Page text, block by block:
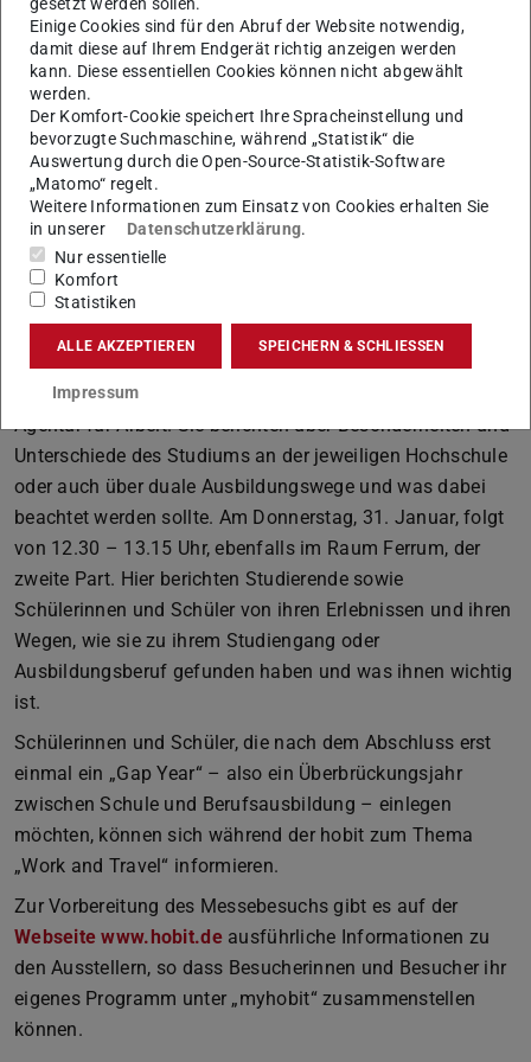
Ansprechpartnerinnen und Ansprechpartner sind oft
Studierende und Auszubildende, die aus erster Hand über
ihre Ausbildung und ihre Erfahrungen berichten.
Neu ist die Veranstaltungsreihe “und du so?”.
Vergleichbar einem Speed-Dating ermöglicht sie
Schülerinnen und Schülern, in schnellem Tempo
Antworten auf Fragen zu Wegen in Studium und Beruf zu
erhalten.
Die Reihe besteht aus zwei Veranstaltungen, die aber
inhaltlich zusammengehören. Am Dienstag, 29. Januar,
Darmstadt und der Hochschule Darmstadt sowie der
Agentur für Arbeit. Sie berichten über Besonderheiten und
Unterschiede des Studiums an der jeweiligen Hochschule
oder auch über duale Ausbildungswege und was dabei
beachtet werden sollte. Am Donnerstag, 31. Januar, folgt
von 12.30 – 13.15 Uhr, ebenfalls im Raum Ferrum, der
zweite Part. Hier berichten Studierende sowie
Schülerinnen und Schüler von ihren Erlebnissen und ihren
Wegen, wie sie zu ihrem Studiengang oder
Ausbildungsberuf gefunden haben und was ihnen wichtig
ist.
Schülerinnen und Schüler, die nach dem Abschluss erst
einmal ein „Gap Year“ – also ein Überbrückungsjahr
zwischen Schule und Berufsausbildung – einlegen
möchten, können sich während der hobit zum Thema
„Work and Travel“ informieren.
Zur Vorbereitung des Messebesuchs gibt es auf der
Webseite www.hobit.deausführliche Informationen zu
den Ausstellern, so dass Besucherinnen und Besucher ihr
eigenes Programm unter „myhobit“ zusammenstellen
können.
Einige Cookies sind für den Abruf der Website notwendig,
damit diese auf Ihrem Endgerät richtig anzeigen werden
kann. Diese essentiellen Cookies können nicht abgewählt
werden.
Der Komfort-Cookie speichert Ihre Spracheinstellung und
bevorzugte Suchmaschine, während „Statistik“ die
Auswertung durch die Open-Source-Statistik-Software
„Matomo“ regelt.
Weitere Informationen zum Einsatz von Cookies erhalten Sie
in unserer
Datenschutzerklärung.
Nur essentielle
Komfort
Statistiken
ALLE AKZEPTIEREN SPEICHERN & SCHLIESSEN
Impressum